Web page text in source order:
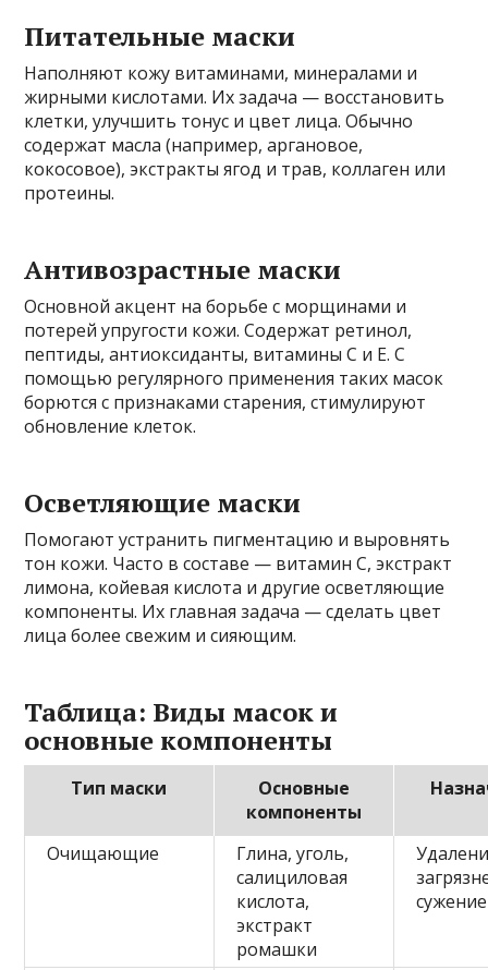
Питательные маски
Наполняют кожу витаминами, минералами и
жирными кислотами. Их задача — восстановить
клетки, улучшить тонус и цвет лица. Обычно
содержат масла (например, аргановое,
кокосовое), экстракты ягод и трав, коллаген или
протеины.
Антивозрастные маски
Основной акцент на борьбе с морщинами и
потерей упругости кожи. Содержат ретинол,
пептиды, антиоксиданты, витамины С и Е. С
помощью регулярного применения таких масок
борются с признаками старения, стимулируют
обновление клеток.
Осветляющие маски
Помогают устранить пигментацию и выровнять
тон кожи. Часто в составе — витамин C, экстракт
лимона, койевая кислота и другие осветляющие
компоненты. Их главная задача — сделать цвет
лица более свежим и сияющим.
Таблица: Виды масок и
основные компоненты
Тип маски
Основные
компоненты
Очищающие
Глина, уголь,
салициловая
кислота,
экстракт
ромашки